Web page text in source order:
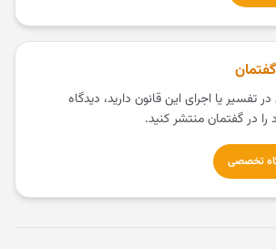
در تفسیر یا اجرای این قانون دارید، دیدگاه
در گفتمان منتشر کنید.
تخصصی